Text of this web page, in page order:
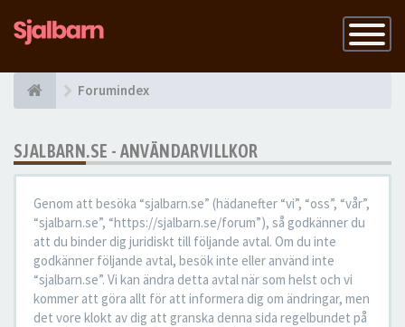
Slå
på
Forumindex
SJALBARN.SE - ANVÄNDARVILLKOR
Genom att besöka “sjalbarn.se” (hädanefter “vi”, “oss”, “vår”,
“sjalbarn.se”, “https://sjalbarn.se/forum”), så godkänner du
att du binder dig juridiskt till följande avtal. Om du inte
godkänner följande avtal, besök inte eller använd inte
“sjalbarn.se”. Vi kan ändra detta avtal när som helst och vi
kommer att göra allt för att informera dig om ändringar, men
det vore klokt av dig att granska denna sida regelbundet på